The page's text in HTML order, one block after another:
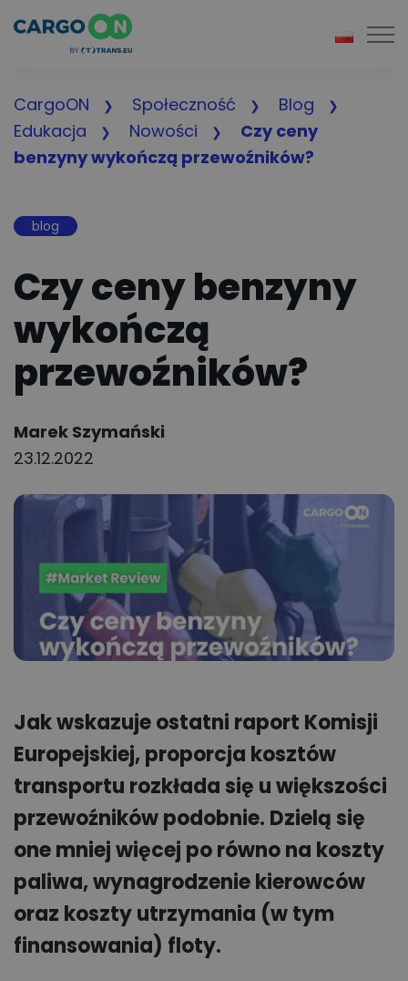
CargoON Społeczność
Blog
Edukacja
Nowości
Czy ceny
benzyny wykończą przewoźników?
blog
Czy ceny benzyny
wykończą
przewoźników?
Author:
Marek Szymański
23.12.2022
Jak wskazuje ostatni raport Komisji
Europejskiej, proporcja kosztów
transportu rozkłada się u większości
przewoźników podobnie. Dzielą się
one mniej więcej po równo na koszty
paliwa, wynagrodzenie kierowców
oraz koszty utrzymania (w tym
finansowania) floty.